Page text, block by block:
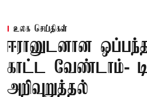
உலக செய்திகள்
ஈரானுடனான
காட்ட வேண்டாம்-
அறிவுறுத்தல்